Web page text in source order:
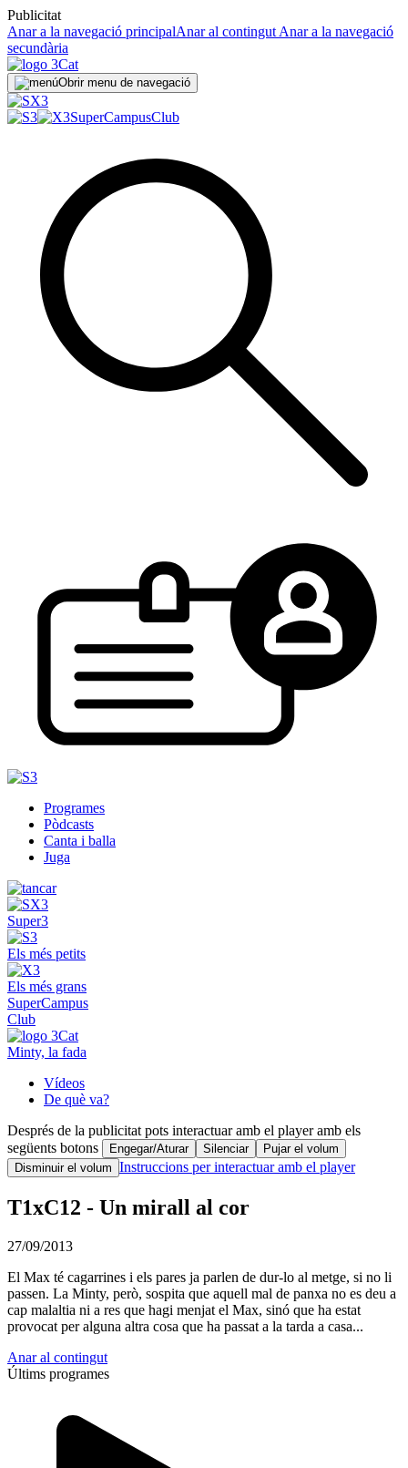
Publicitat
Anar a la navegació principalAnar al contingut Anar a la navegació
secundària
Obrir menu de navegació
SuperCampusClub
Programes
Pòdcasts
Canta i balla
Juga
Super3
Els més petits
Els més grans
SuperCampus
Club
Minty, la fada
Vídeos
De què va?
Després de la publicitat pots interactuar amb el player amb els
següents botons
Engegar/Aturar Silenciar
Pujar el volum
Disminuir el volum Instruccions per interactuar amb el player
T1xC12 - Un mirall al cor
27/09/2013
El Max té cagarrines i els pares ja parlen de dur-lo al metge, si no li
passen. La Minty, però, sospita que aquell mal de panxa no es deu a
cap malaltia ni a res que hagi menjat el Max, sinó que ha estat
provocat per alguna altra cosa que ha passat a la tarda a casa...
Anar al contingut
Últims programes